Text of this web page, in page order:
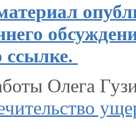
Олега